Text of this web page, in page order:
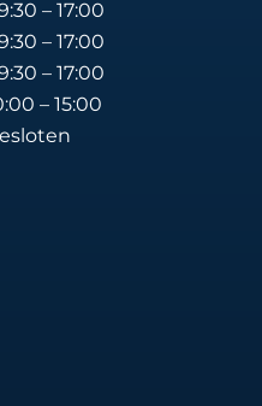
– 17:00
– 17:00
– 17:00
– 15:00